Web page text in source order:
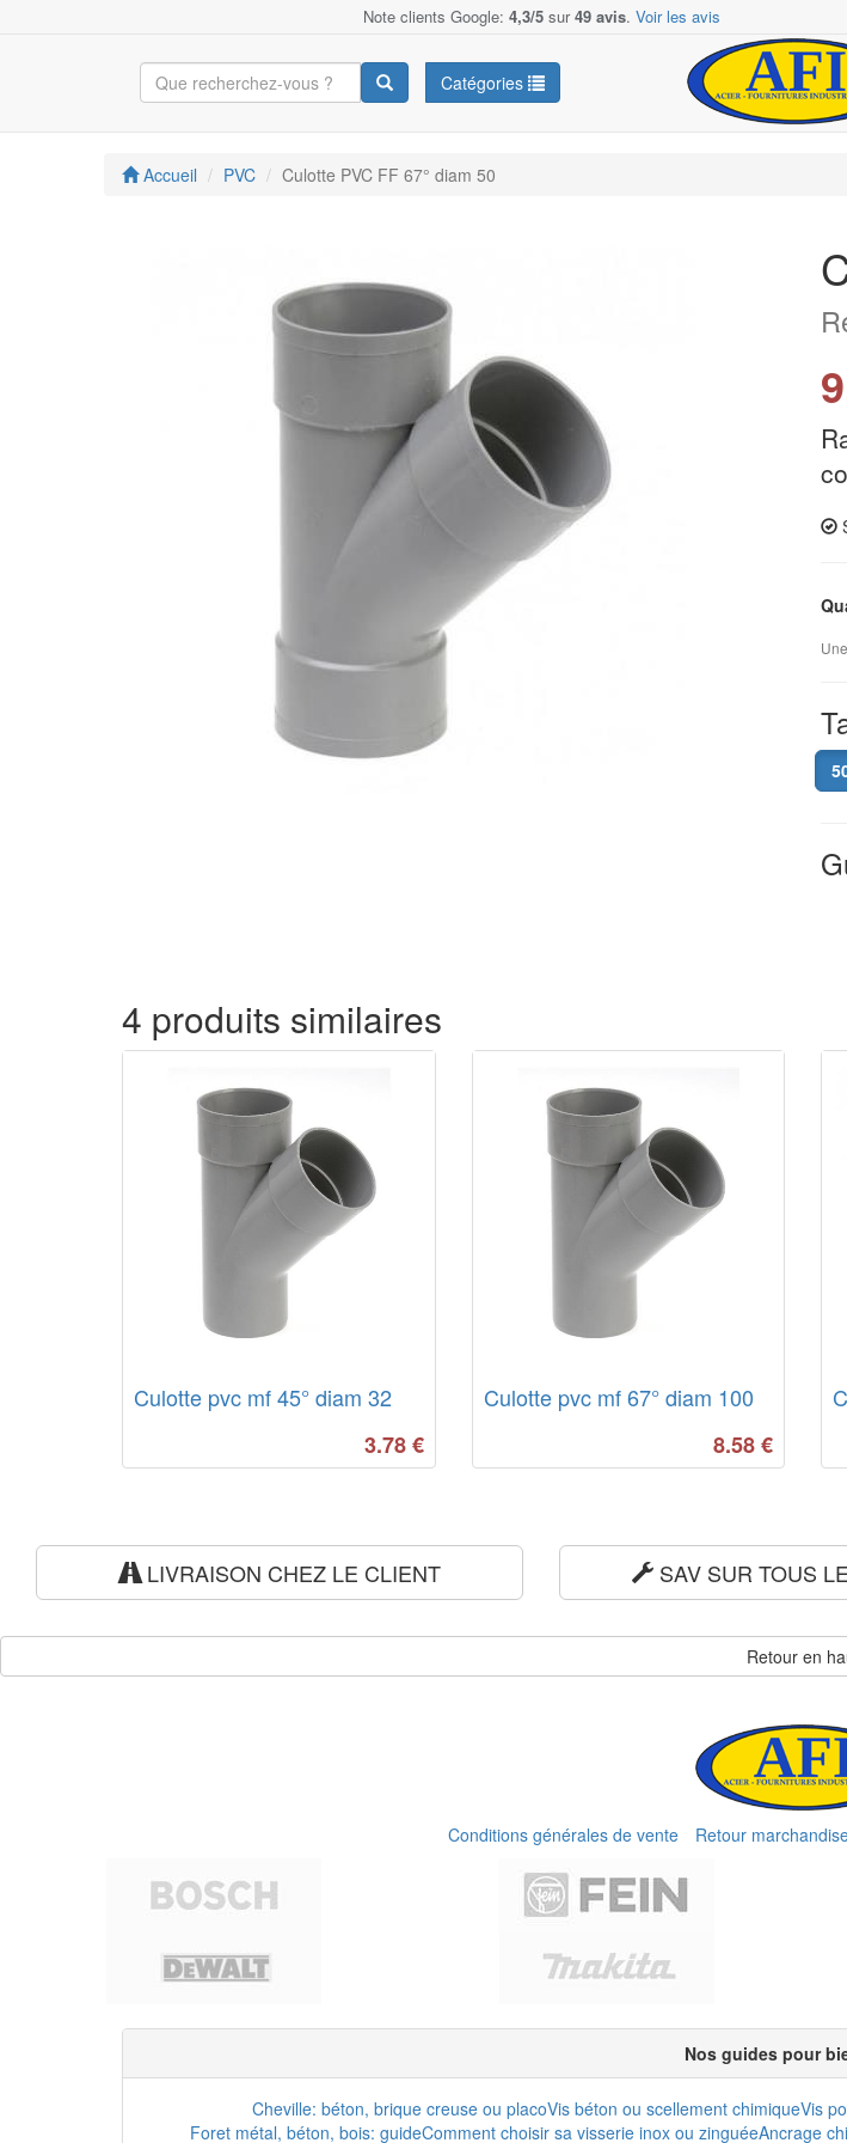
Note clients Google: 4,3/5 sur49 avis. Voir les avis
Catégories
Accueil PVC Culotte PVC FF 67° diam 50
4 produits similaires
Culotte pvc mf 45° diam 32
3.78 €
Culotte pvc mf 67° diam 100
8.58€
LIVRAISON CHEZ LE CLIENT SAV SUR TOUS
Retour en
Conditions générales de vente Retour
Nos guides pour
Cheville: béton, brique creuse ou placoVis béton ou scellement chimiqueVis
Foret métal, béton, bois: guideComment choisir sa visserie inox ou zinguéeAncrage